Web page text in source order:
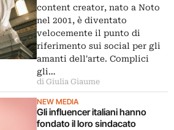
content creator, nato a Noto
nel 2001, è diventato
velocemente il punto di
riferimento sui social per gli
amanti dell'arte. Complici
gli…
di Giulia Giaume
NEW MEDIA
Gli influencer italiani hanno
fondato il loro sindacato